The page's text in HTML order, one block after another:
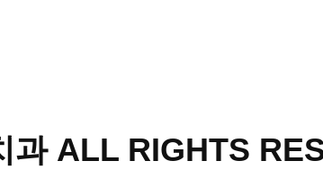
과 ALL RIGHTS